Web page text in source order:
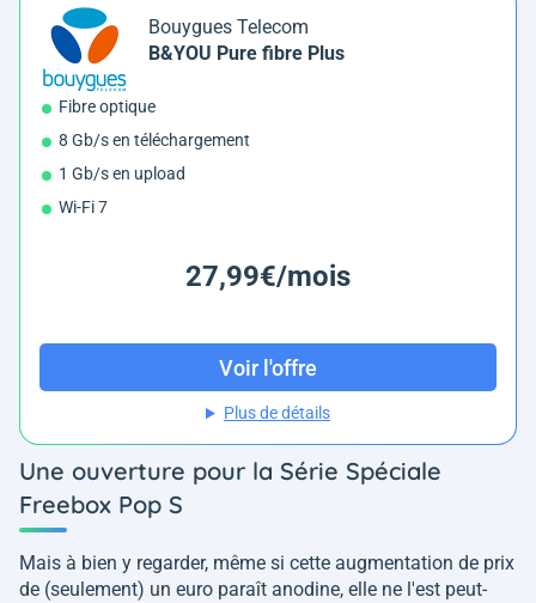
Bouygues Telecom
B&YOU Pure fibre Plus
Fibre optique
8 Gb/s en téléchargement
1 Gb/s en upload
Wi-Fi 7
27,99€/mois
Voir l'offre
Plus de détails
Une ouverture pour la Série Spéciale
Freebox Pop S
Mais à bien y regarder, même si cette augmentation de prix
de (seulement) un euro paraît anodine, elle ne l'est peut-